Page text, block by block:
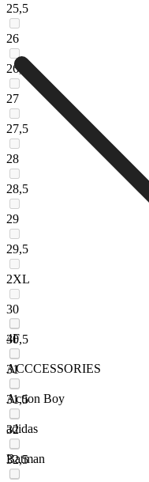
25,5
26
26,5
27
27,5
28
28,5
29
29,5
2XL
30
30,5
31
31,5
32
32,5
4F
ACCCESSORIES
Action Boy
adidas
Batman